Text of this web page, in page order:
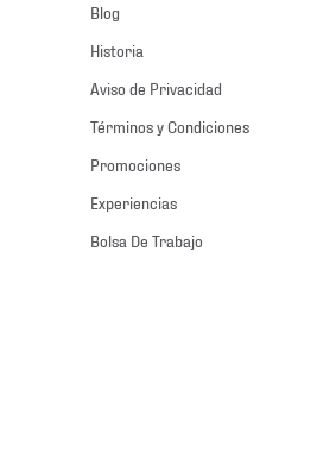
Blog
Historia
Aviso de Privacidad
Términos y Condiciones
Promociones
Experiencias
Bolsa De Trabajo